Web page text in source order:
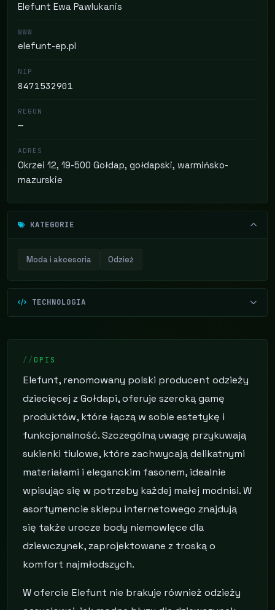
Elefunt Ewa Pawlukanis
WWW
elefunt-ep.pl
NIP
8471532901
REGON
—
ADRES
Okrzei 12, 19-500 Gołdap, gołdapski, warmińsko-
mazurskie
KATEGORIE
Moda i akcesoria Odzież
TECHNOLOGIA
OPIS
Elefunt, renomowany polski producent odzieży
dziecięcej z Gołdapi, oferuje szeroką gamę
produktów, które łączą w sobie estetykę i
funkcjonalność. Szczególną uwagę przykuwają
sukienki tiulowe, które zachwycają delikatnymi
materiałami i eleganckim fasonem, idealnie
wpisując się w potrzeby każdej małej modnisi. W
asortymencie sklepu internetowego znajdują
się także urocze body niemowlęce dla
dziewczynek, zaprojektowane z troską o
komfort najmłodszych.
W ofercie Elefunt nie brakuje również odzieży